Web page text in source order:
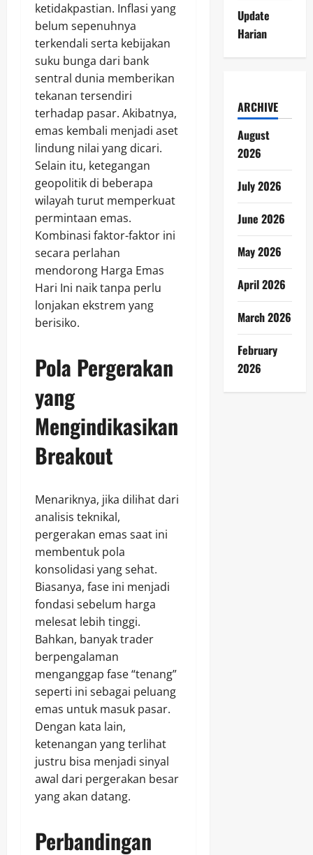
ketidakpastian. Inflasi yang
belum sepenuhnya
terkendali serta kebijakan
suku bunga dari bank
sentral dunia memberikan
tekanan tersendiri
terhadap pasar. Akibatnya,
emas kembali menjadi aset
lindung nilai yang dicari.
Selain itu, ketegangan
geopolitik di beberapa
wilayah turut memperkuat
permintaan emas.
Kombinasi faktor-faktor ini
secara perlahan
mendorong Harga Emas
Hari Ini naik tanpa perlu
lonjakan ekstrem yang
berisiko.
Pola Pergerakan
yang
Mengindikasikan
Breakout
Menariknya, jika dilihat dari
analisis teknikal,
pergerakan emas saat ini
membentuk pola
konsolidasi yang sehat.
Biasanya, fase ini menjadi
fondasi sebelum harga
melesat lebih tinggi.
Bahkan, banyak trader
berpengalaman
menganggap fase “tenang”
seperti ini sebagai peluang
emas untuk masuk pasar.
Dengan kata lain,
ketenangan yang terlihat
justru bisa menjadi sinyal
awal dari pergerakan besar
yang akan datang.
Perbandingan
Update
Harian
ARCHIVE
August
2026
July 2026
June 2026
May 2026
April 2026
March 2026
February
2026